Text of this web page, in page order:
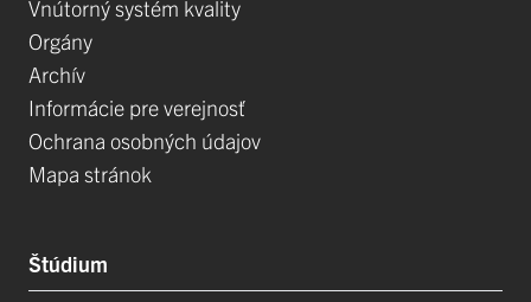
Vnútorný systém kvality
Orgány
Archív
Informácie pre verejnosť
Ochrana osobných údajov
Mapa stránok
Štúdium